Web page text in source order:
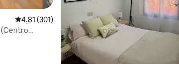
4,81 de uma avaliação média de 5, 301 avaliações
4,81 (301)
(Centro